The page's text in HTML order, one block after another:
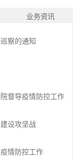
业务资讯
察的通知
督导疫情防控工作
建设攻坚战
情防控工作